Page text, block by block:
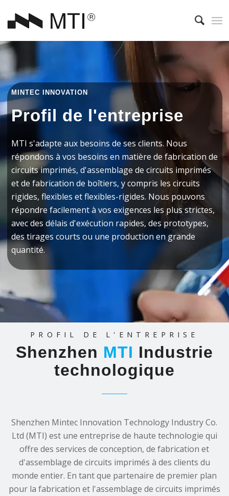
MINTEC INNOVATION
Profil de l'entreprise
MTI s'adapte aux besoins de ses clients. Nous
répondons à vos besoins en matière de fabrication de
circuits imprimés, d'assemblage de circuits imprimés
et de fabrication de boîtiers, y compris les circuits
rigides, flexibles et flexibles-rigides. Nous pouvons
répondre facilement à vos exigences les plus strictes,
avec des délais d'exécution rapides, des prototypes,
des tirages courts ou une production en grande
quantité.
PROFIL DE L'ENTREPRISE
Shenzhen MTI Industrie
technologique
Shenzhen Mintec Innovation Technology Industry Co.
Ltd (MTI) est une entreprise de haute technologie qui
offre des services de conception, de fabrication et
d'assemblage de circuits imprimés à des clients du
monde entier. En tant que partenaire de premier plan
pour la fabrication et l'assemblage de circuits imprimés